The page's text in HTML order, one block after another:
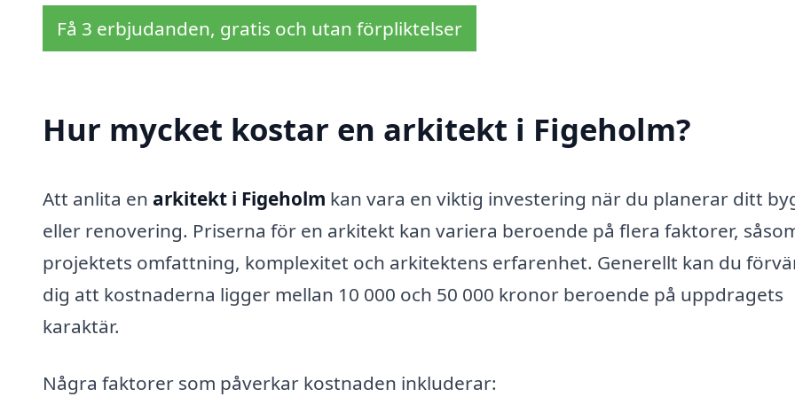
Få 3 erbjudanden, gratis och utan förpliktelser
Hur mycket kostar en arkitekt i Figeholm?
Att anlita en arkitekt i Figeholm kan vara en viktig investering när du planerar ditt
eller renovering. Priserna för en arkitekt kan variera beroende på flera faktorer,
projektets omfattning, komplexitet och arkitektens erfarenhet. Generellt kan du
dig att kostnaderna ligger mellan 10 000 och 50 000 kronor beroende på uppdragets
karaktär.
Några faktorer som påverkar kostnaden inkluderar: